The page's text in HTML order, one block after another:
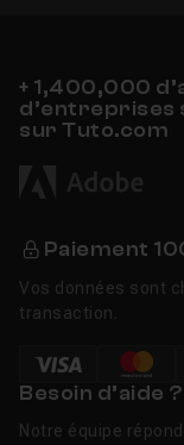
+ 1,400,000
d’entreprises
sur Tuto.com
Paiement
Vos données sont
transaction.
Besoin d’aide ?
Notre équipe